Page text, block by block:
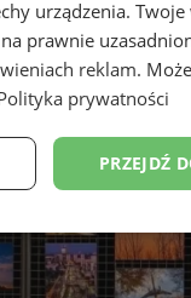
urządzenia.
prawnie
reklam.
prywatności
PRZEJDŹ
Funkcjonalność